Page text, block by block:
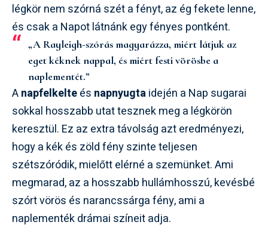
légkör nem szórná szét a fényt, az ég fekete lenne,
és csak a Napot látnánk egy fényes pontként.
„A Rayleigh-szórás magyarázza, miért látjuk az
eget kéknek nappal, és miért festi vörösbe a
naplementét.”
Anapfelkelteés napnyugtaidején a Nap sugarai
sokkal hosszabb utat tesznek meg a légkörön
keresztül. Ez az extra távolság azt eredményezi,
hogy a kék és zöld fény szinte teljesen
szétszóródik, mielőtt elérné a szemünket. Ami
megmarad, az a hosszabb hullámhosszú, kevésbé
szórt vörös és narancssárga fény, ami a
naplementék drámai színeit adja.